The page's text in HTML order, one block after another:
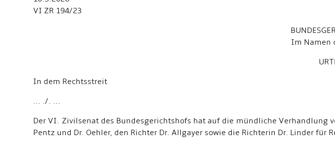
VI ZR 194/23
Im Namen
In dem Rechtsstreit
... ./. ...
Der VI. Zivilsenat des Bundesgerichtshofs hat auf die mündliche Verhandlung
Pentz und Dr. Oehler, den Richter Dr. Allgayer sowie die Richterin Dr. Linder für